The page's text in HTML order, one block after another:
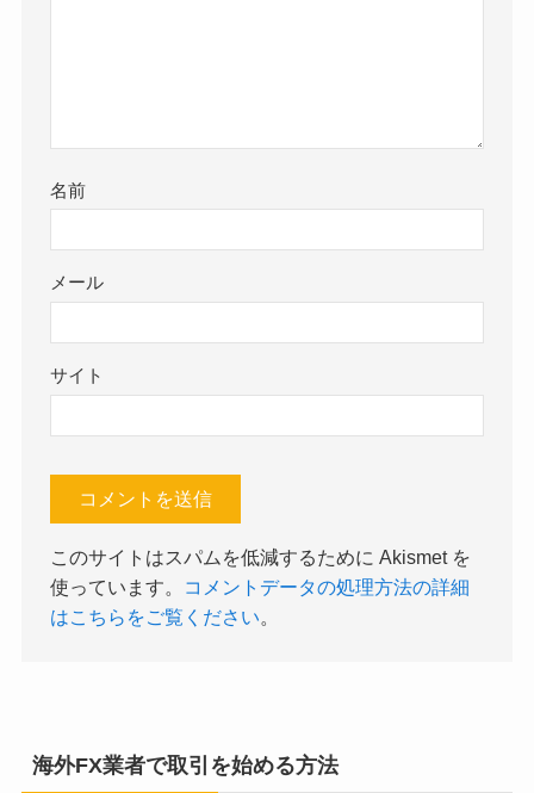
名前
メール
サイト
このサイトはスパムを低減するために Akismet を
使っています。
コメントデータの処理方法の詳細
はこちらをご覧ください。
海外FX業者で取引を始める方法